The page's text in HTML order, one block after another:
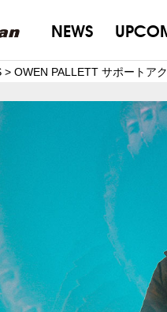
NEWS
> OWEN PALLETT サポートア